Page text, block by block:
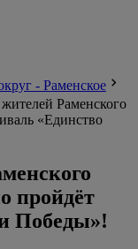
- Раменское
Раменского
«Единство
пройдёт
Победы»!